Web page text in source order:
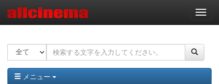
ナ
ビ
ー
ョ
ン
メニュー